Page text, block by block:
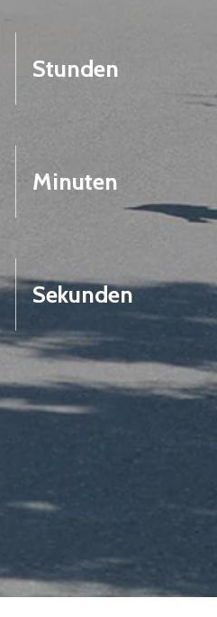
Stunden
Minuten
Sekunden